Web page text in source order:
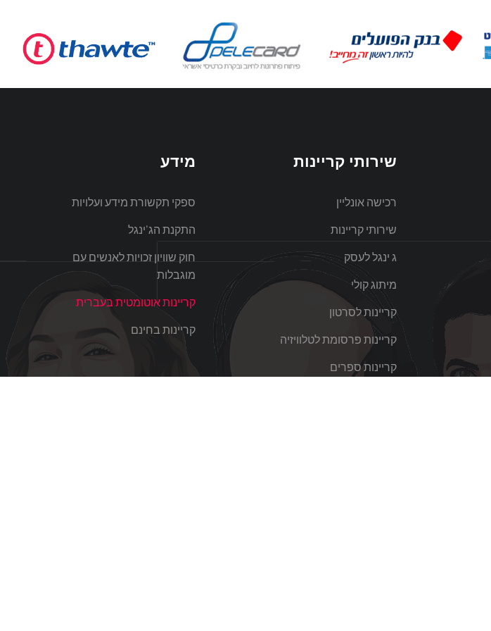
הכל לתייר 0:30
נארימן
מידע
ספקי תקשורת מידע ועלויות
התקנת הג’ינגל
חוק שוויון זכויות לאנשים עם
מוגבלות
קריינות אוטומטית בעברית
קריינות בחינם
שירותי קריינות
רכישה אונליין
שירותי קריינות
ג ינגל לעסק
מיתוג קולי
קריינות לסרטון
קריינות פרסומת לטלוויזיה
קריינות ספרים